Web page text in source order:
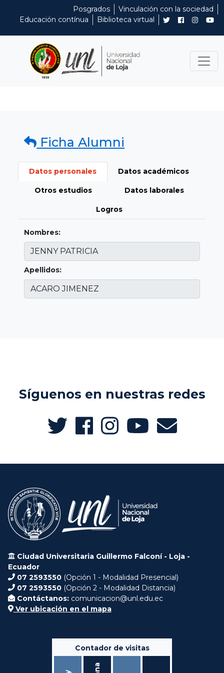
Posgrados
Vinculación con la sociedad
Educación contínua
Biblioteca virtual
Ficha Alumni
Datos personales Datos académicos
Otros estudios Datos laborales
Logros
Nombres:
Apellidos:
Síguenos en nuestras redes
Ciudad Universitaria Guillermo Falconí - Loja -
Ecuador
07 2593550 (Opción 1 - Modalidad Presencial)
07 2593550 (Opción 2 - Modalidad Distancia)
Contáctanos: comunicacion@unl.edu.ec
Ver ubicación en el mapa
Contador de visitas